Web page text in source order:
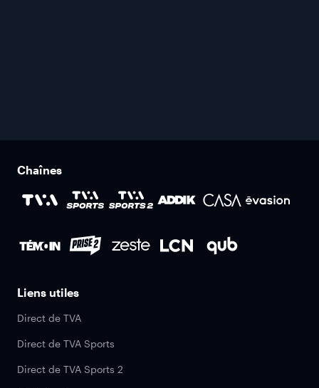
Chaînes
Liens utiles
Direct de TVA
Direct de TVA Sports
Direct de TVA Sports 2